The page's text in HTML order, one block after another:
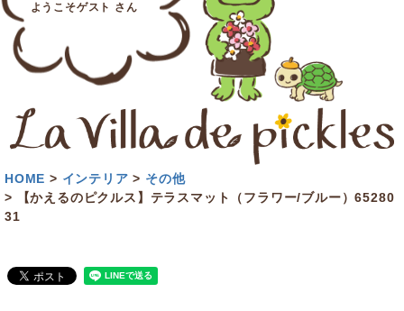
ようこそゲスト さん
HOME インテリア
その他
【かえるのピクルス】テラスマット（フラワー/ブルー）65280
31